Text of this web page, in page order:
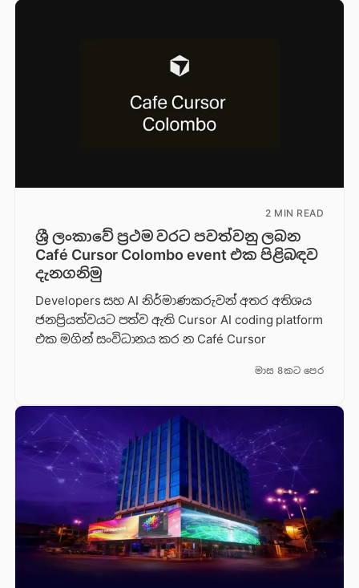
2 MIN READ
ශ්‍රී ලංකාවේ ප්‍රථම වරට පවත්වනු ලබන
Café Cursor Colombo event එක පිළිබඳව
දැනගනිමු
Developers සහ AI නිර්මාණකරුවන් අතර අතිශය
ජනප්‍රියත්වයට පත්ව ඇති Cursor AI coding platform
එක මගින් සංවිධානය කර න Café Cursor
මාස 8කට පෙර